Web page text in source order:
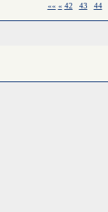
«« « 42 43 44